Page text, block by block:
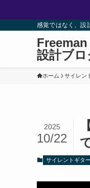
感覚ではなく、設
設計ブロ
ホーム サイレン
2025
10/22
サイレントギター